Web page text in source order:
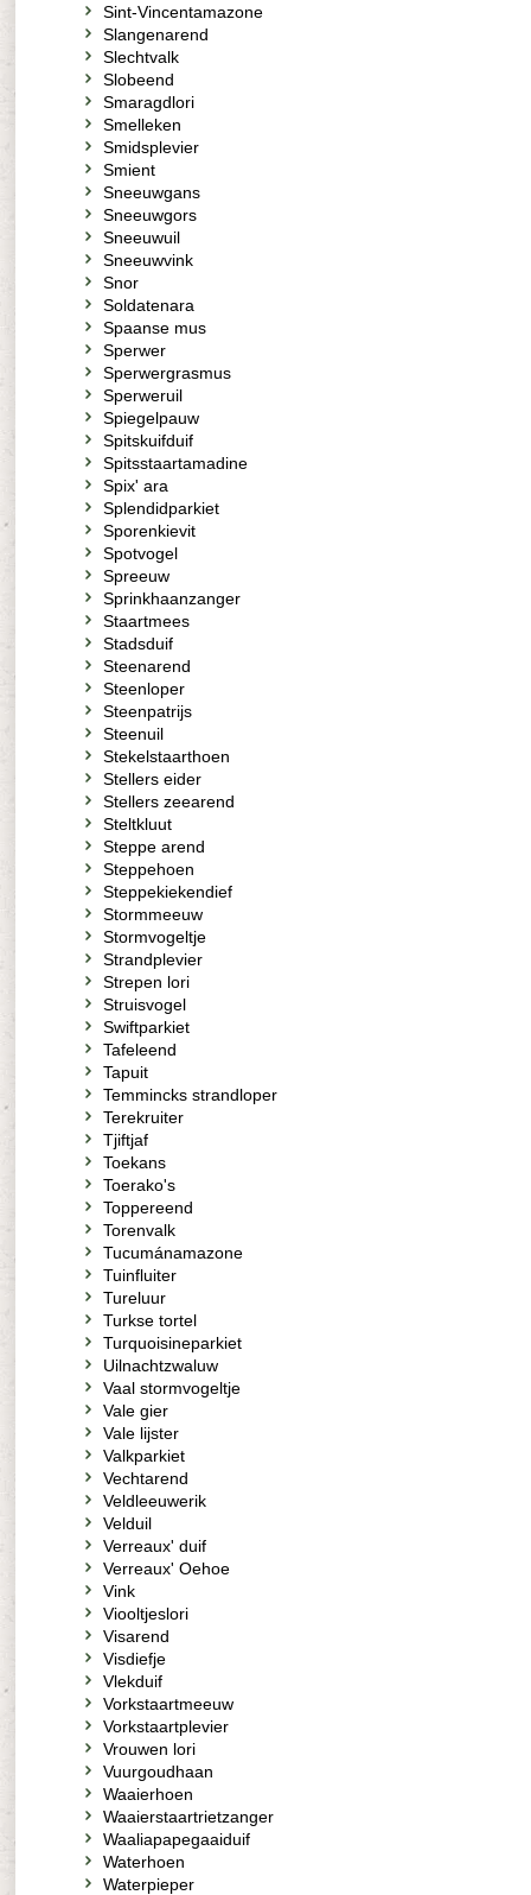
Sint-Vincentamazone
Slangenarend
Slechtvalk
Slobeend
Smaragdlori
Smelleken
Smidsplevier
Smient
Sneeuwgans
Sneeuwgors
Sneeuwuil
Sneeuwvink
Snor
Soldatenara
Spaanse mus
Sperwer
Sperwergrasmus
Sperweruil
Spiegelpauw
Spitskuifduif
Spitsstaartamadine
Spix' ara
Splendidparkiet
Sporenkievit
Spotvogel
Spreeuw
Sprinkhaanzanger
Staartmees
Stadsduif
Steenarend
Steenloper
Steenpatrijs
Steenuil
Stekelstaarthoen
Stellers eider
Stellers zeearend
Steltkluut
Steppe arend
Steppehoen
Steppekiekendief
Stormmeeuw
Stormvogeltje
Strandplevier
Strepen lori
Struisvogel
Swiftparkiet
Tafeleend
Tapuit
Temmincks strandloper
Terekruiter
Tjiftjaf
Toekans
Toerako's
Toppereend
Torenvalk
Tucumánamazone
Tuinfluiter
Tureluur
Turkse tortel
Turquoisineparkiet
Uilnachtzwaluw
Vaal stormvogeltje
Vale gier
Vale lijster
Valkparkiet
Vechtarend
Veldleeuwerik
Velduil
Verreaux' duif
Verreaux' Oehoe
Vink
Viooltjeslori
Visarend
Visdiefje
Vlekduif
Vorkstaartmeeuw
Vorkstaartplevier
Vrouwen lori
Vuurgoudhaan
Waaierhoen
Waaierstaartrietzanger
Waaliapapegaaiduif
Waterhoen
Waterpieper